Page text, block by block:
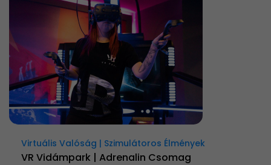
Virtuális Valóság | Szimulátoros Élmények
VR Vidámpark | Adrenalin Csomag